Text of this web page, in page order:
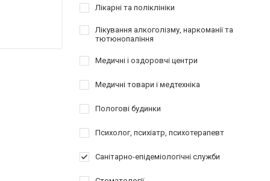
Лікарні та поліклініки
Лікування алкоголізму, наркоманії та
тютюнопаління
Медичні і оздоровчі центри
Медичні товари і медтехніка
Пологові будинки
Психолог, психіатр, психотерапевт
Санітарно-епідеміологічні служби